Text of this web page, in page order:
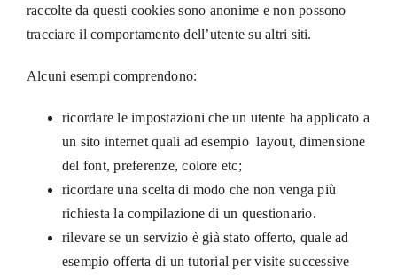
raccolte da questi cookies sono anonime e non possono
tracciare il comportamento dell’utente su altri siti.
Alcuni esempi comprendono:
ricordare le impostazioni che un utente ha applicato a
un sito internet quali ad esempio layout, dimensione
del font, preferenze, colore etc;
ricordare una scelta di modo che non venga più
richiesta la compilazione di un questionario.
rilevare se un servizio è già stato offerto, quale ad
esempio offerta di un tutorial per visite successive